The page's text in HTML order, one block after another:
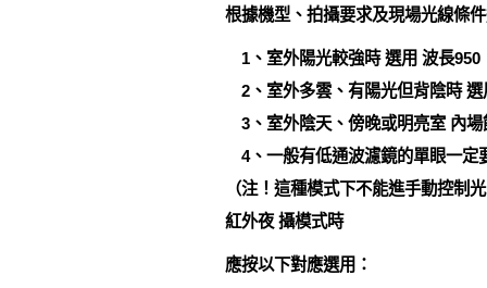
根據機型、拍攝要求及現場光線條
1、室外陽光較強時 選用 波長950
2、室外多雲、有陽光但背陰時 選
3、室外陰天、傍晚或明亮室 內場
4、一般有低通波濾鏡的單眼一定
（注！這種模式下不能進手動控制
紅外夜 攝模式時
應按以下對應選用：